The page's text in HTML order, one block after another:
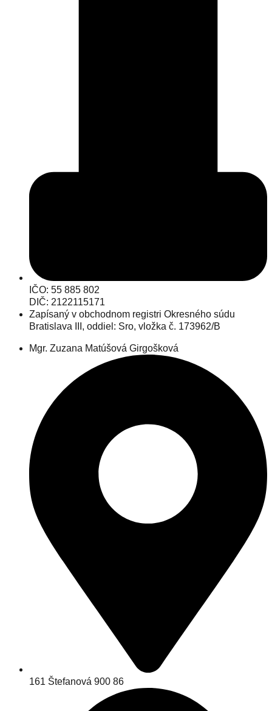
IČO: 55 885 802
DIČ: 2122115171
Zapísaný v obchodnom registri Okresného súdu
Bratislava III, oddiel: Sro, vložka č. 173962/B
Mgr. Zuzana Matúšová Girgošková
161 Štefanová 900 86